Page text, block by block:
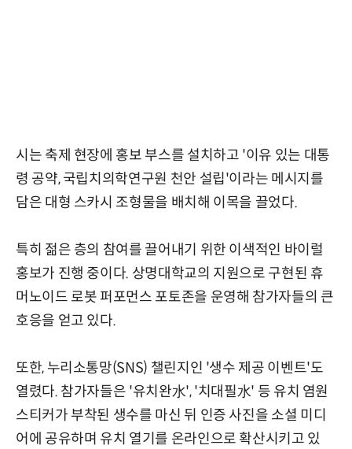
시는 축제 현장에 홍보 부스를 설치하고 '이유 있는 대통
령 공약, 국립치의학연구원 천안 설립'이라는 메시지를
담은 대형 스카시 조형물을 배치해 이목을 끌었다.
특히 젊은 층의 참여를 끌어내기 위한 이색적인 바이럴
홍보가 진행 중이다. 상명대학교의 지원으로 구현된 휴
머노이드 로봇 퍼포먼스 포토존을 운영해 참가자들의 큰
호응을 얻고 있다.
또한, 누리소통망(SNS) 챌린지인 '생수 제공 이벤트'도
열렸다. 참가자들은 '유치완水', '치대필水' 등 유치 염원
스티커가 부착된 생수를 마신 뒤 인증 사진을 소셜 미디
어에 공유하며 유치 열기를 온라인으로 확산시키고 있